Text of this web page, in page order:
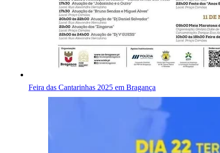
Feira das Cantarinhas 2025 em Bragança